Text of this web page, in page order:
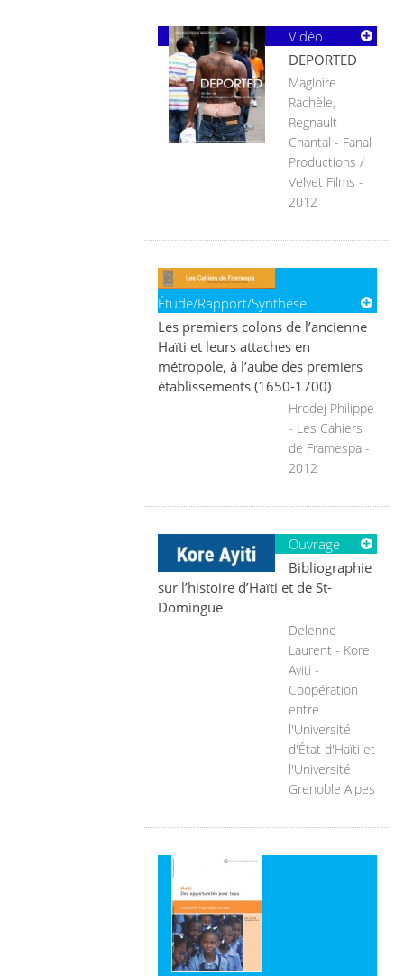
Vidéo
DEPORTED
Magloire
Rachèle,
Regnault
Chantal - Fanal
Productions /
Velvet Films -
2012
Étude/Rapport/Synthèse
Les premiers colons de l’ancienne
Haïti et leurs attaches en
métropole, à l’aube des premiers
établissements (1650-1700)
Hrodej Philippe
- Les Cahiers
de Framespa -
2012
Ouvrage
Bibliographie
sur l’histoire d’Haïti et de St-
Domingue
Delenne
Laurent - Kore
Ayiti -
Coopération
entre
l'Université
d'État d'Haïti et
l'Université
Grenoble Alpes